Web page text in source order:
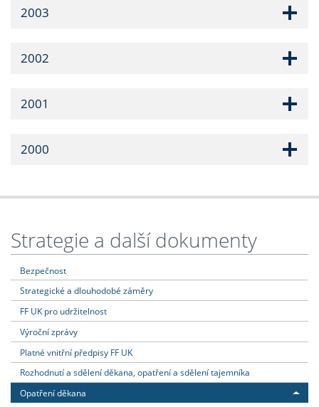
2003
2002
2001
2000
Strategie a další dokumenty
Bezpečnost
Strategické a dlouhodobé záměry
FF UK pro udržitelnost
Výroční zprávy
Platné vnitřní předpisy FF UK
Rozhodnutí a sdělení děkana, opatření a sdělení tajemníka
Opatření děkana